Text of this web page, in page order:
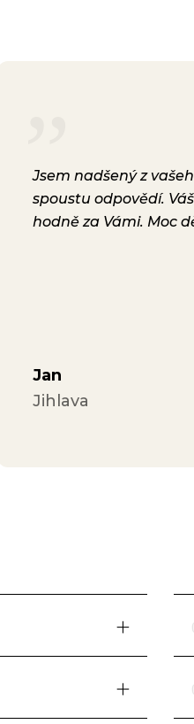
Jsem nadšený z
spoustu odpovědí.
hodně za Vámi. Moc
Jan
Jihlava